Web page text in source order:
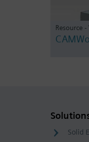
Resource -
Solid